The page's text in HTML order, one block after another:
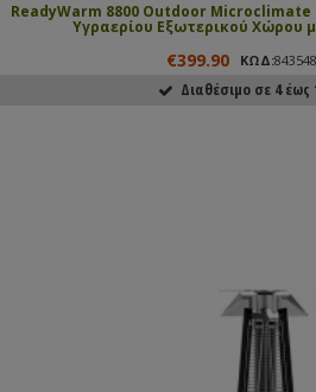
ReadyWarm 8800 Outdoor Microclimate
Υγραερίου Εξωτερικού Χώρου
€399.90 ΚΩΔ:
Διαθέσιμο σε 4 έως